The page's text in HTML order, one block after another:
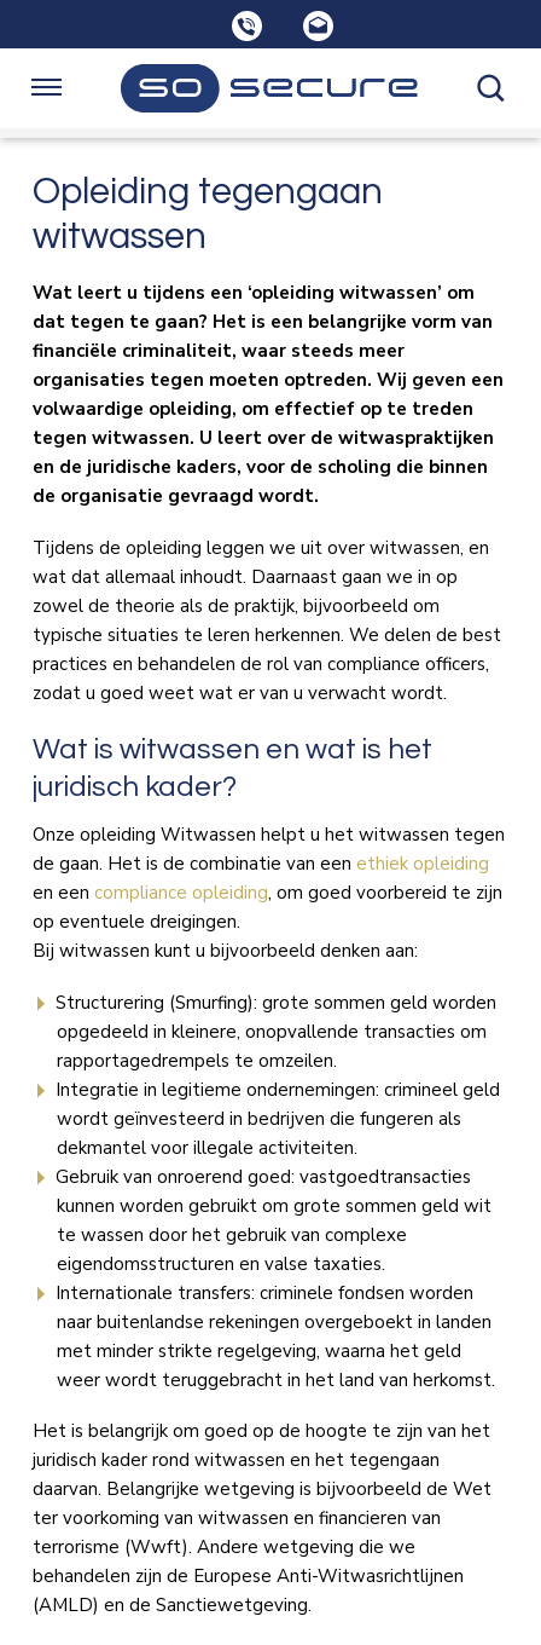
links
Spring
inhoud
Spring
naar
Home
Opleidingen
Consultancy
Over SoSecure
Kennisbank
Navigatie
Opleiding tegengaan
witwassen
Wat leert u tijdens een ‘opleiding witwassen’ om
dat tegen te gaan? Het is een belangrijke vorm van
financiële criminaliteit, waar steeds meer
organisaties tegen moeten optreden. Wij geven een
volwaardige opleiding, om effectief op te treden
tegen witwassen. U leert over de witwaspraktijken
en de juridische kaders, voor de scholing die binnen
de organisatie gevraagd wordt.
Tijdens de opleiding leggen we uit over witwassen, en
wat dat allemaal inhoudt. Daarnaast gaan we in op
zowel de theorie als de praktijk, bijvoorbeeld om
typische situaties te leren herkennen. We delen de best
practices en behandelen de rol van compliance officers,
zodat u goed weet wat er van u verwacht wordt.
Wat is witwassen en wat is het
juridisch kader?
Onze opleiding Witwassen helpt u het witwassen tegen
de gaan. Het is de combinatie van een ethiek opleiding
en een compliance opleiding, om goed voorbereid te zijn
op eventuele dreigingen.
Bij witwassen kunt u bijvoorbeeld denken aan:
Structurering (Smurfing): grote sommen geld worden
opgedeeld in kleinere, onopvallende transacties om
rapportagedrempels te omzeilen.
Integratie in legitieme ondernemingen: crimineel geld
wordt geïnvesteerd in bedrijven die fungeren als
dekmantel voor illegale activiteiten.
Gebruik van onroerend goed: vastgoedtransacties
kunnen worden gebruikt om grote sommen geld wit
te wassen door het gebruik van complexe
eigendomsstructuren en valse taxaties.
Internationale transfers: criminele fondsen worden
naar buitenlandse rekeningen overgeboekt in landen
met minder strikte regelgeving, waarna het geld
weer wordt teruggebracht in het land van herkomst.
Het is belangrijk om goed op de hoogte te zijn van het
juridisch kader rond witwassen en het tegengaan
daarvan. Belangrijke wetgeving is bijvoorbeeld de Wet
ter voorkoming van witwassen en financieren van
terrorisme (Wwft). Andere wetgeving die we
behandelen zijn de Europese Anti-Witwasrichtlijnen
(AMLD) en de Sanctiewetgeving.